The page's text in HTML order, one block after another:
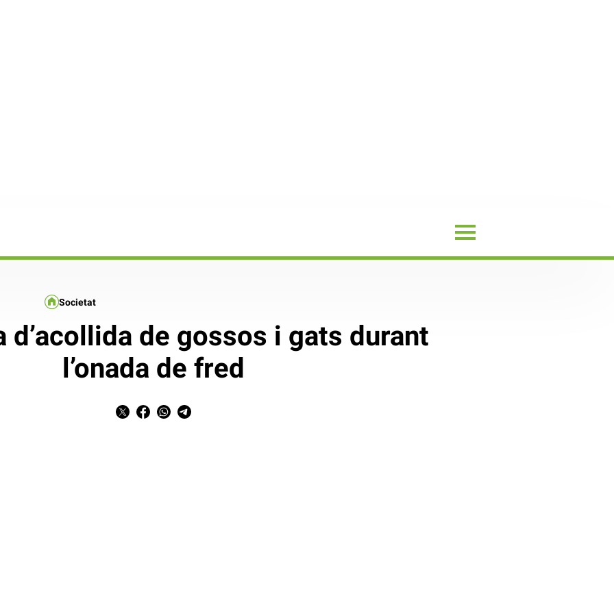
Societat
d’acollida de gossos i gats durant
l’onada de fred